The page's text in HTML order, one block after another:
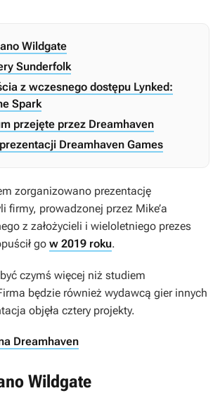
Wildgate
Sunderfolk
z wczesnego dostępu Lynked:
Spark
przejęte przez Dreamhaven
Dreamhaven Games
zorganizowano prezentację
firmy, prowadzonej przez Mike’a
z założycieli i wieloletniego prezes
go w 2019 roku.
czymś więcej niż studiem
będzie również wydawcą gier innych
objęła cztery projekty.
Dreamhaven
Wildgate